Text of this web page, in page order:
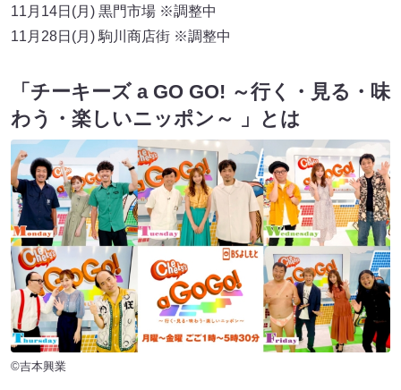
11月14日(月) 黒門市場 ※調整中
11月28日(月) 駒川商店街 ※調整中
「チーキーズ a GO GO! ～行く・見る・味
わう・楽しいニッポン～ 」とは
©吉本興業